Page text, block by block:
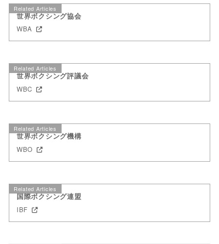
Related Articles
世界ボクシング協会
WBA
Related Articles
世界ボクシング評議会
WBC
Related Articles
世界ボクシング機構
WBO
Related Articles
国際ボクシング連盟
IBF